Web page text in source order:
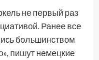
не первый раз
Ранее все
большинством
пишут немецкие